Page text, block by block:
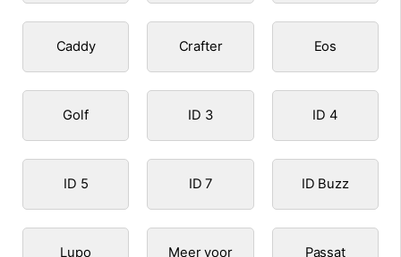
Caddy Crafter Eos
Golf ID 3 ID 4
ID 5 ID 7 ID Buzz
Lupo
Meer voor
Passat